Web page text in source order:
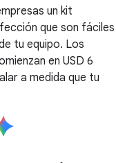
un kit
que son fáciles
tu equipo. Los
en USD 6
a medida que tu